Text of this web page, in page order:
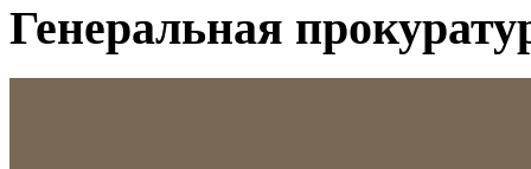
Генеральная